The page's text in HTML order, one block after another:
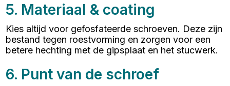
5. Materiaal & coating
Kies altijd voor gefosfateerde schroeven. Deze zijn
bestand tegen roestvorming en zorgen voor een
betere hechting met de gipsplaat en het stucwerk.
6. Punt van de schroef